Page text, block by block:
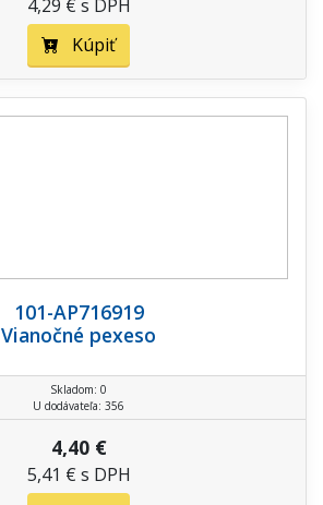
4,29 € s DPH
Kúpiť
101-AP716919
Vianočné pexeso
Skladom: 0
U dodávateľa: 356
4,40 €
5,41 € s DPH